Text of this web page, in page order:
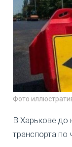
Фото
В Харькове до
транспорта по